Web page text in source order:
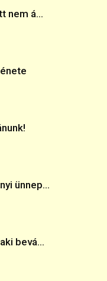
nem á...
ünnep...
bevá...